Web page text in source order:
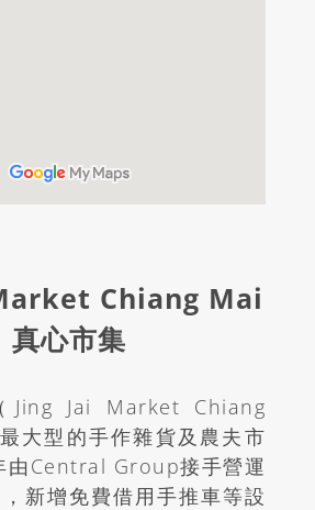
Chiang Mai
真心市集
Jai Market Chiang
大型的手作雜貨及農夫市
由Central Group接手營運
新增免費借用手推車等設